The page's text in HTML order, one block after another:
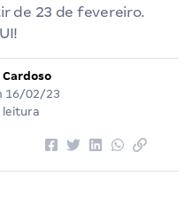
de 23 de fevereiro.
Cardoso
16/02/23
leitura